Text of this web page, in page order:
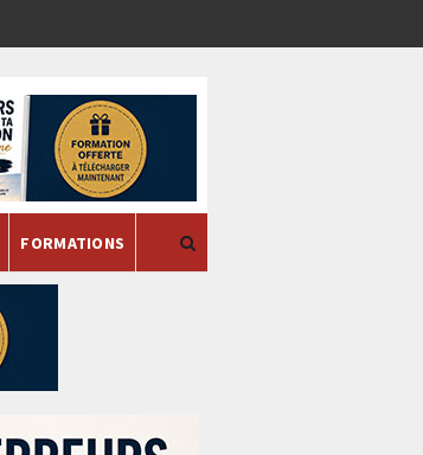
FORMATIONS